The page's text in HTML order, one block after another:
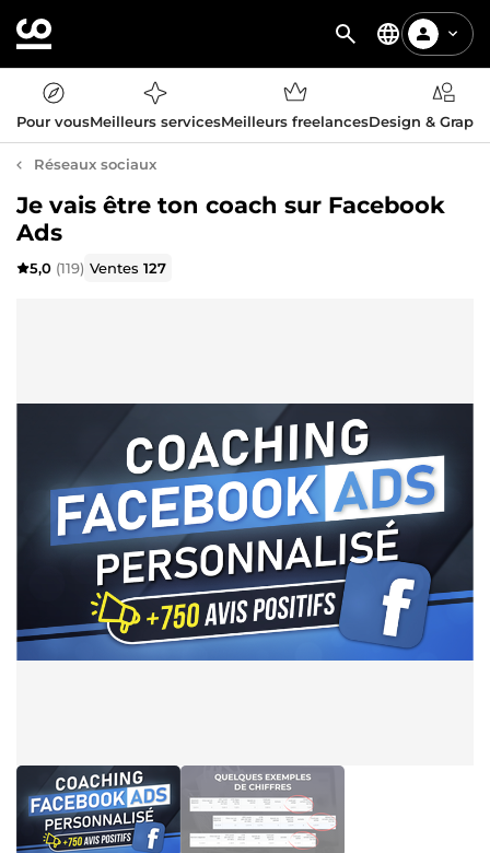
Pour vousMeilleurs servicesMeilleurs freelancesDesign &
Réseaux sociaux
Je vais être ton coach sur Facebook
Ads
5,0 (119) Ventes127